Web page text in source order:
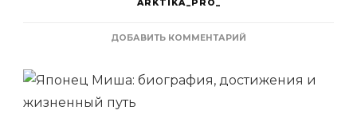
ARKTIKA_PRO_
ДОБАВИТЬ КОММЕНТАРИЙ
МИША